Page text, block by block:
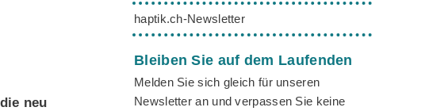
neu
haptik.ch-Newsletter
Bleiben Sie auf dem Laufenden
Melden Sie sich gleich für unseren
Newsletter an und verpassen Sie keine